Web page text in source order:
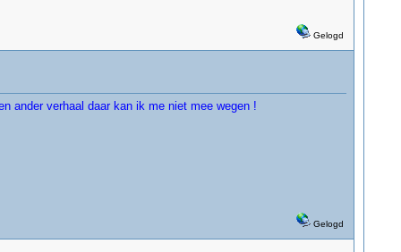
Gelogd
ander verhaal daar kan ik me niet mee wegen !
Gelogd